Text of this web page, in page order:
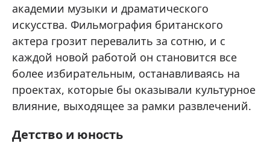
академии музыки и драматического
искусства. Фильмография британского
актера грозит перевалить за сотню, и с
каждой новой работой он становится все
более избирательным, останавливаясь на
проектах, которые бы оказывали культурное
влияние, выходящее за рамки развлечений.
Детство и юность